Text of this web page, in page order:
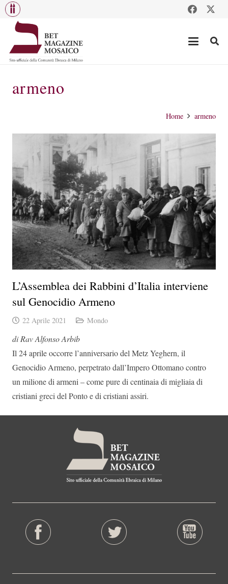
armeno
Home armeno
L’Assemblea dei Rabbini d’Italia interviene
sul Genocidio Armeno
22 Aprile 2021 Mondo
di Rav Alfonso Arbib
Il 24 aprile occorre l’anniversario del Metz Yeghern, il
Genocidio Armeno, perpetrato dall’Impero Ottomano contro
un milione di armeni – come pure di centinaia di migliaia di
cristiani greci del Ponto e di cristiani assiri.